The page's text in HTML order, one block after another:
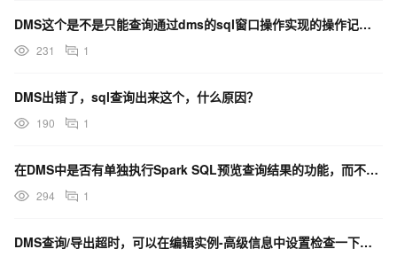
DMS这个是不是只能查询通过dms的sql窗口操作实现的操作记录？
231 1
DMS出错了，sql查询出来这个，什么原因？
190 1
在DMS中是否有单独执行Spark SQL预览查询结果的功能，而不是执行整个任务并写入表？
294 1
DMS查询/导出超时，可以在编辑实例-高级信息中设置检查一下这里的设置吗？